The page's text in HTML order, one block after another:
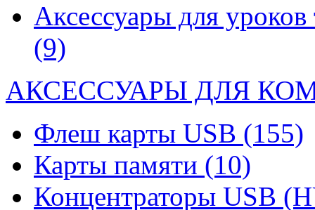
Аксессуары для уроков
(9)
АКСЕССУАРЫ ДЛЯ
Флеш карты USB (155)
Карты памяти (10)
Концентраторы USB